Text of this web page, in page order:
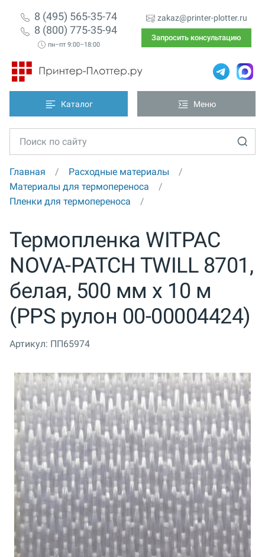
8 (495) 565-35-74
8 (800) 775-35-94
пн–пт 9:00–18:00
zakaz@printer-plotter.ru
Запросить консультацию
Каталог Меню
Главная
Расходные материалы
Материалы для термопереноса
Пленки для термопереноса
Термопленка WITPAC
NOVA-PATCH TWILL 8701,
белая, 500 мм x 10 м
(PPS рулон 00-00004424)
Артикул: ПП65974